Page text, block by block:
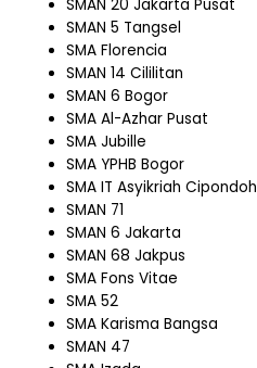
SMAN 20 Jakarta Pusat
SMAN 5 Tangsel
SMA Florencia
SMAN 14 Cililitan
SMAN 6 Bogor
SMA Al-Azhar Pusat
SMA Jubille
SMA YPHB Bogor
SMA IT Asyikriah Cipondoh
SMAN 71
SMAN 6 Jakarta
SMAN 68 Jakpus
SMA Fons Vitae
SMA 52
SMA Karisma Bangsa
SMAN 47